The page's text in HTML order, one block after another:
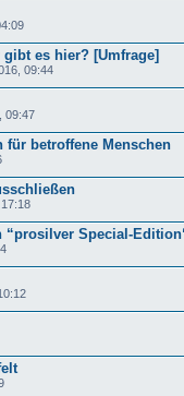
es hier? [Umfrage]
09:44
09:47
für betroffene Menschen
“prosilver Special-